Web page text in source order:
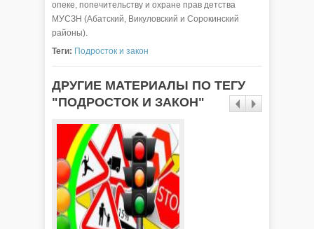
опеке, попечительству и охране прав детства
МУСЗН (Абатский, Викуловский и Сорокинский
районы).
Теги: Подросток и закон
ДРУГИЕ МАТЕРИАЛЫ ПО ТЕГУ
"ПОДРОСТОК И ЗАКОН"